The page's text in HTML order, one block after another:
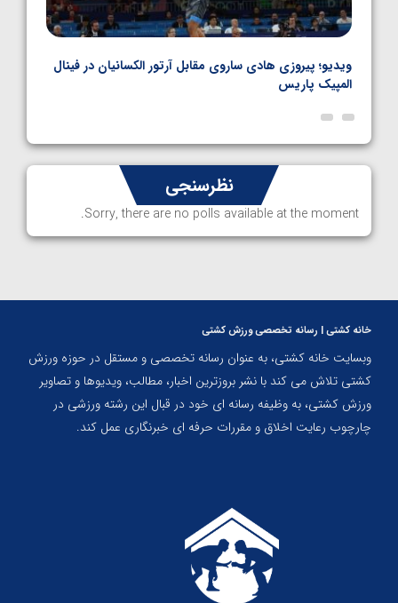
ویدیو؛ پیروزی هادی ساروی مقابل آرتور الکسانیان در فینال
المپیک پاریس
نظرسنجی
Sorry, there are no polls available at the moment.
خانه کشتی | رسانه تخصصی ورزش کشتی
وبسایت خانه کشتی، به عنوان رسانه تخصصی و مستقل در حوزه ورزش
کشتی تلاش می کند با نشر بروزترین اخبار، مطالب، ویدیوها و تصاویر
ورزش کشتی، به وظیفه رسانه ای خود در قبال این رشته ورزشی در
چارچوب رعایت اخلاق و مقررات حرفه ای خبرنگاری عمل کند.